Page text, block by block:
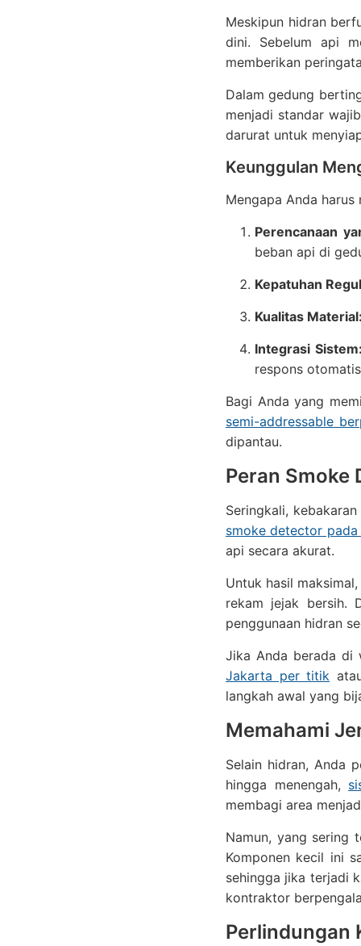
Meskipun hidran
dini. Sebelum api
memberikan
Dalam gedung
menjadi standar
darurat untuk
Keunggulan
Mengapa Anda
Perencanaan
beban api di
Kepatuhan
Kualitas
Integrasi
respons
Bagi Anda yang
semi-addressable
dipantau.
Peran Smoke
Seringkali,
smoke detector pada
api secara akurat.
Untuk hasil
rekam jejak bersih.
penggunaan hidran
Jika Anda berada di
Jakarta per titik
langkah awal yang
Memahami
Selain hidran, Anda
hingga menengah,
membagi area
Namun, yang sering
Komponen kecil ini
sehingga jika terjadi
kontraktor
Perlindungan